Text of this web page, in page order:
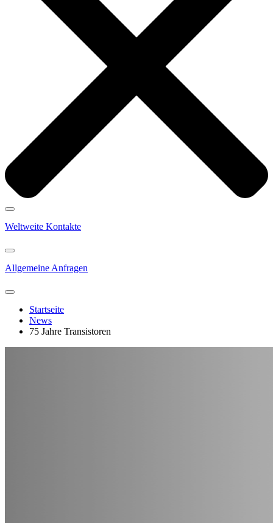
Weltweite Kontakte
Allgemeine Anfragen
Startseite
News
75 Jahre Transistoren